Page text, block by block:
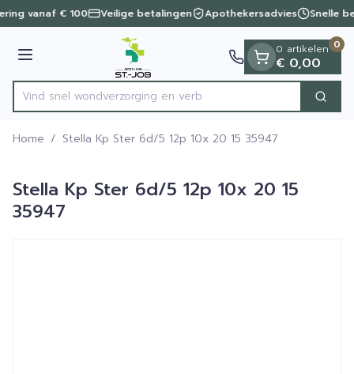
Ga naar de inhoud
1 van 1
vanaf € 100 Veilige betalingen Apothekersadvies Snelle
Menu
Product, merk, categorie...
Vind snel wondverzorging Zoek
0 artikelen
€ 0,00
0
Home / Stella Kp Ster 6d/5 12p 10x 20 15 35947
Stella Kp Ster 6d/5 12p 10x 20 15
35947